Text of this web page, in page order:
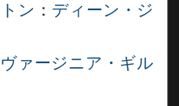
ン ： ディーン・ジ
ヴァージニア・ギル